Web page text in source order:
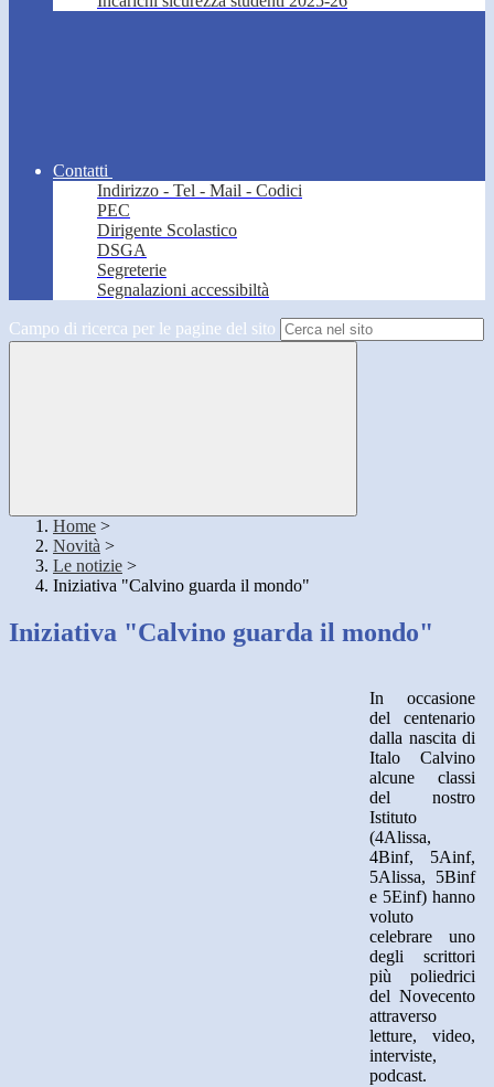
Contatti
Indirizzo - Tel - Mail - Codici
PEC
Dirigente Scolastico
DSGA
Segreterie
Segnalazioni accessibiltà
Campo di ricerca per le pagine del sito
Home >
Novità >
Le notizie >
Iniziativa "Calvino guarda il mondo"
Iniziativa "Calvino guarda il mondo"
In occasione
del centenario
dalla nascita di
Italo Calvino
alcune classi
del nostro
Istituto
(4Alissa,
4Binf, 5Ainf,
5Alissa, 5Binf
e 5Einf) hanno
voluto
celebrare uno
degli scrittori
più poliedrici
del Novecento
attraverso
letture, video,
interviste,
podcast.